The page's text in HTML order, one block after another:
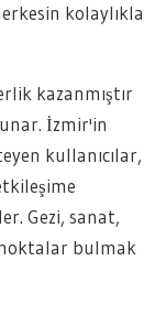
kolaylıkla
kazanmıştır
İzmir'in
kullanıcılar,
Gezi, sanat,
bulmak